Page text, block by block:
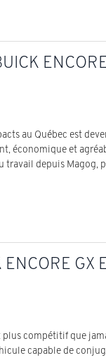
au Québec est
économique et
travail depuis
GX
plus compétitif que
capable de